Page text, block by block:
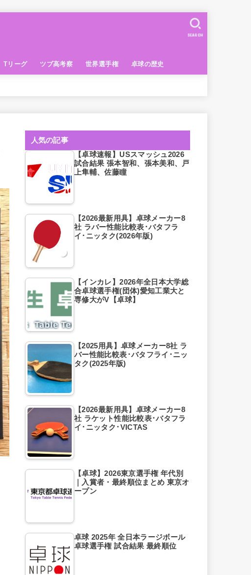
Tリーグ ツブ高考察 世界選手権 卓球の歴史
SEARCH
人気の記事
【卓球速報】USスマッシュ2026
試合結果 張本智和、張本美和、戸
上隼輔、佐藤瞳
【2026最新用具】卓球メーカー8
社 ラバー性能比較表･バタフラ
イ･ニッタク(2026年版)
【インカレ】2026年全日本大学総
合卓球選手権(団体)愛知工業大と
専修大がV【卓球】
【2025用具】卓球メーカー8社 ラ
バー性能比較表･バタフライ･ニッ
タク(2025年版)
【2026最新用具】卓球メーカー8
社 ラケット性能比較表･バタフラ
イ･ニッタク･VICTAS
【卓球】2026東京選手権 年代別
｜入賞者・最終順位まとめ 東京オ
ープン
卓球 2025年 全日本ラージボール
卓球選手権 試合結果 最終順位